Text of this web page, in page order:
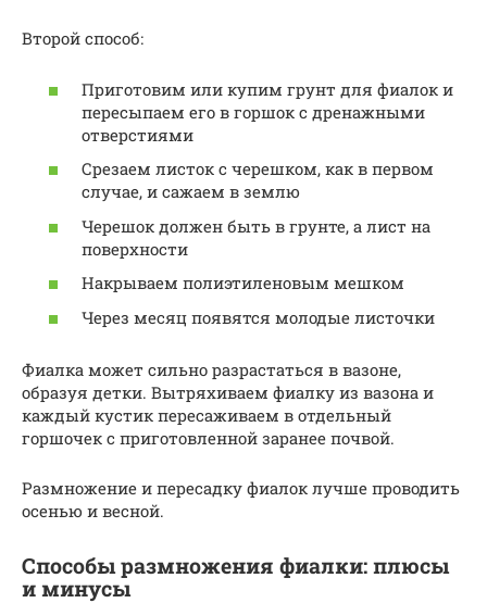
Второй способ:
Приготовим или купим грунт для фиалок и
пересыпаем его в горшок с дренажными
отверстиями
Срезаем листок с черешком, как в первом
случае, и сажаем в землю
Черешок должен быть в грунте, а лист на
поверхности
Накрываем полиэтиленовым мешком
Через месяц появятся молодые листочки
Фиалка может сильно разрастаться в вазоне,
образуя детки. Вытряхиваем фиалку из вазона и
каждый кустик пересаживаем в отдельный
горшочек с приготовленной заранее почвой.
Размножение и пересадку фиалок лучше проводить
осенью и весной.
Способы размножения фиалки: плюсы
и минусы